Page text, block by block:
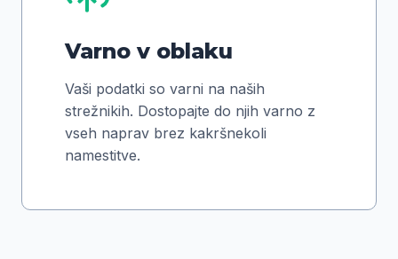
Varno v oblaku
Vaši podatki so varni na naših
strežnikih. Dostopajte do njih varno z
vseh naprav brez kakršnekoli
namestitve.